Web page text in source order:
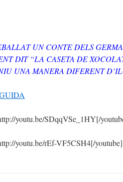
UN CONTE DELS
DIT “LA CASETA DE
UNA MANERA DIFERENT
youtu.be/SDqqVSe_1HY[/
youtu.be/rEf-VF5CSH4[/youtube]